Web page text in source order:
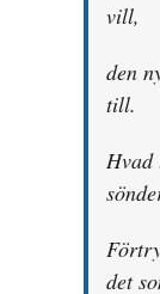
vill,
den
till.
Hvad
det